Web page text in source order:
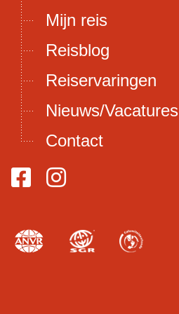
Mijn reis
Reisblog
Reiservaringen
Nieuws/Vacatures
Contact